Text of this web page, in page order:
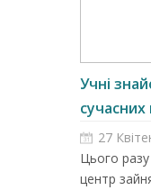
Учні
сучасних
27
Цього
центр